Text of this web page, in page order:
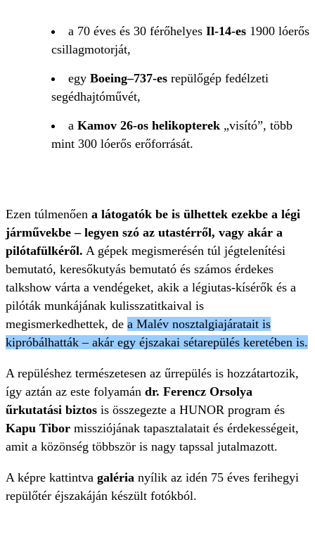
a 70 éves és 30 férőhelyes Il-14-es 1900 lóerős
csillagmotorját,
egy Boeing–737-es repülőgép fedélzeti
segédhajtóművét,
a Kamov 26-os helikopterek „visító”, több
mint 300 lóerős erőforrását.
Ezen túlmenően a látogatók be is ülhettek ezekbe a légi
járművekbe – legyen szó az utastérről, vagy akár a
pilótafülkéről. A gépek megismerésén túl jégtelenítési
bemutató, keresőkutyás bemutató és számos érdekes
talkshow várta a vendégeket, akik a légiutas-kísérők és a
pilóták munkájának kulisszatitkaival is
megismerkedhettek, de a Malév nosztalgiajáratait is
kipróbálhatták – akár egy éjszakai sétarepülés keretében is.
A repüléshez természetesen az űrrepülés is hozzátartozik,
így aztán az este folyamán dr. Ferencz Orsolya
űrkutatási biztos is összegezte a HUNOR program és
Kapu Tibor missziójának tapasztalatait és érdekességeit,
amit a közönség többször is nagy tapssal jutalmazott.
A képre kattintva galéria nyílik az idén 75 éves ferihegyi
repülőtér éjszakáján készült fotókból.